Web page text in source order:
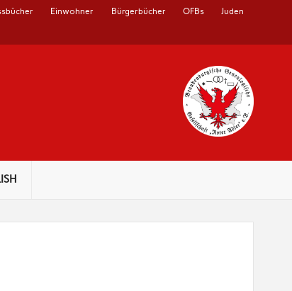
Einwohner Bürgerbücher OFBs Juden